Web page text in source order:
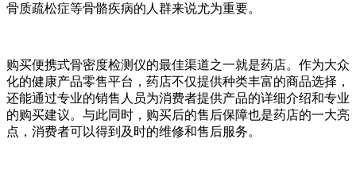
骨质疏松症等骨骼疾病的人群来说尤为重要。
购买便携式骨密度检测仪的最佳渠道之一就是药店。作为大众
化的健康产品零售平台，药店不仅提供种类丰富的商品选择，
还能通过专业的销售人员为消费者提供产品的详细介绍和专业
的购买建议。与此同时，购买后的售后保障也是药店的一大亮
点，消费者可以得到及时的维修和售后服务。